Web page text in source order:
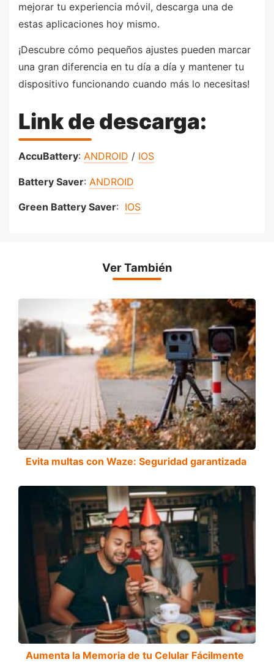
mejorar tu experiencia móvil, descarga una de
estas aplicaciones hoy mismo.
¡Descubre cómo pequeños ajustes pueden marcar
una gran diferencia en tu día a día y mantener tu
dispositivo funcionando cuando más lo necesitas!
Link de descarga:
AccuBattery: ANDROID / IOS
Battery Saver: ANDROID
Green Battery Saver: IOS
Ver También
Evita multas con Waze: Seguridad garantizada
Aumenta la Memoria de tu Celular Fácilmente